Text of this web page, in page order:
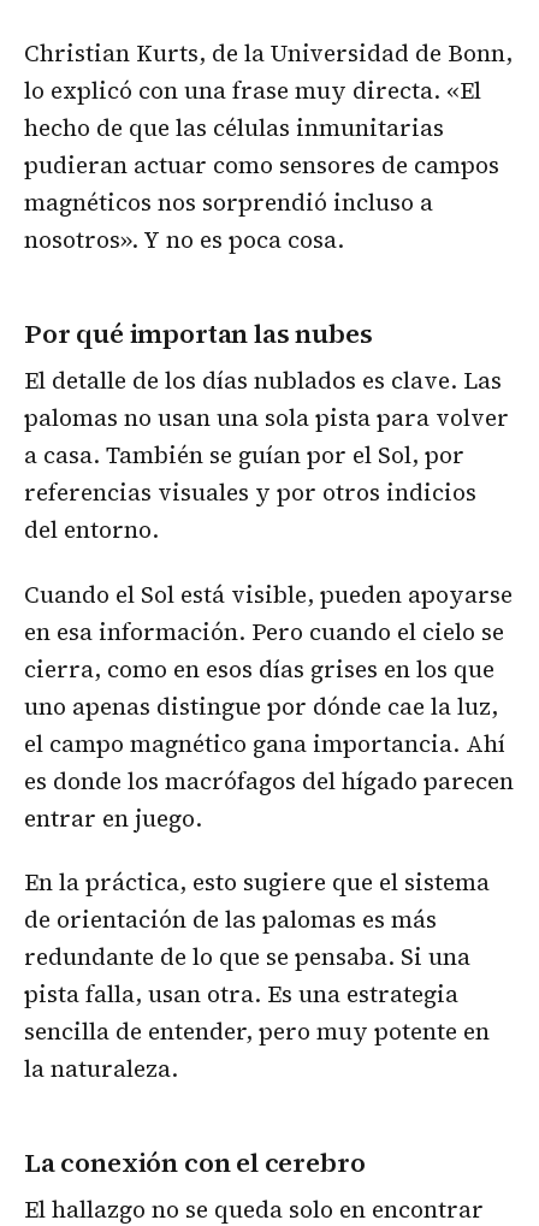
Christian Kurts, de la Universidad de Bonn,
lo explicó con una frase muy directa. «El
hecho de que las células inmunitarias
pudieran actuar como sensores de campos
magnéticos nos sorprendió incluso a
nosotros». Y no es poca cosa.
Por qué importan las nubes
El detalle de los días nublados es clave. Las
palomas no usan una sola pista para volver
a casa. También se guían por el Sol, por
referencias visuales y por otros indicios
del entorno.
Cuando el Sol está visible, pueden apoyarse
en esa información. Pero cuando el cielo se
cierra, como en esos días grises en los que
uno apenas distingue por dónde cae la luz,
el campo magnético gana importancia. Ahí
es donde los macrófagos del hígado parecen
entrar en juego.
En la práctica, esto sugiere que el sistema
de orientación de las palomas es más
redundante de lo que se pensaba. Si una
pista falla, usan otra. Es una estrategia
sencilla de entender, pero muy potente en
la naturaleza.
La conexión con el cerebro
El hallazgo no se queda solo en encontrar